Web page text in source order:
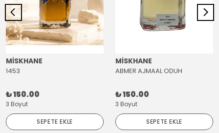
MİSKHANE
1453
₺ 150.00
3 Boyut
SEPETE EKLE
MİSKHANE
ABMER AJMAAL ODUH
₺ 150.00
3 Boyut
SEPETE EKLE